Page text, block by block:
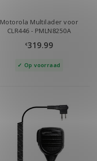
Motorola Multilader voor
CLR446 - PMLN8250A
€319.99
Op voorraad